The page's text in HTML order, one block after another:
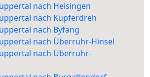
nach Heisingen
nach Kupferdreh
nach Byfang
nach Überruhr-Hinsel
nach Überruhr-